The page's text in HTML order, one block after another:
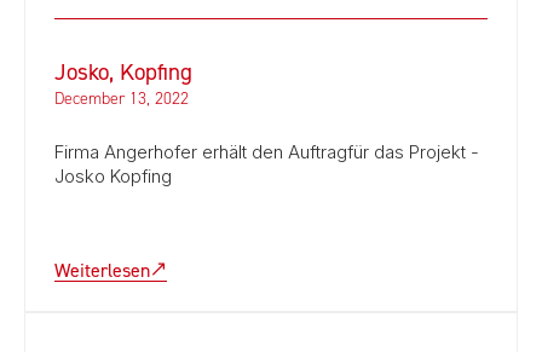
Josko, Kopfing
December 13, 2022
Firma Angerhofer erhält den Auftragfür das Projekt -
Josko Kopfing
Weiterlesen